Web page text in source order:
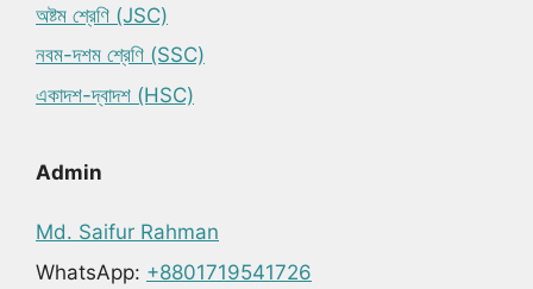
অষ্টম শ্রেণি (JSC)
নবম-দশম শ্রেণি (SSC)
একাদশ-দ্বাদশ (HSC)
Admin
Md. Saifur Rahman
WhatsApp: +8801719541726